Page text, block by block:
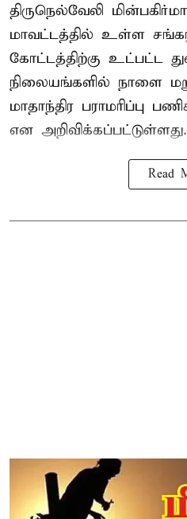
திருநெல்வேலி
மாவட்டத்தில் உள்ள
கோட்டத்திற்கு உட்பட்ட
நிலையங்களில் நாளை
மாதாந்திர பராமரிப்பு
என அறிவிக்கப்பட்டுள்ளது.
Read